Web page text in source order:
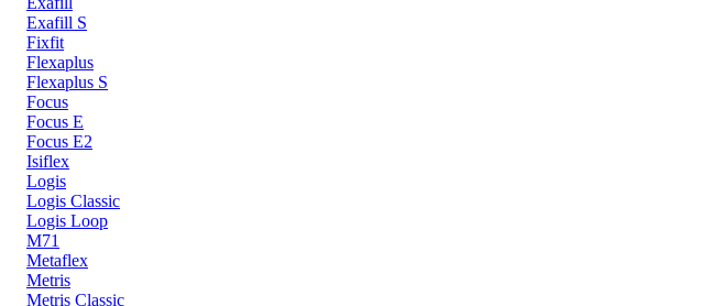
Exafill S
Fixfit
Flexaplus
Flexaplus S
Focus
Focus E
Focus E2
Isiflex
Logis
Logis Classic
Logis Loop
M71
Metaflex
Metris
Metris Classic